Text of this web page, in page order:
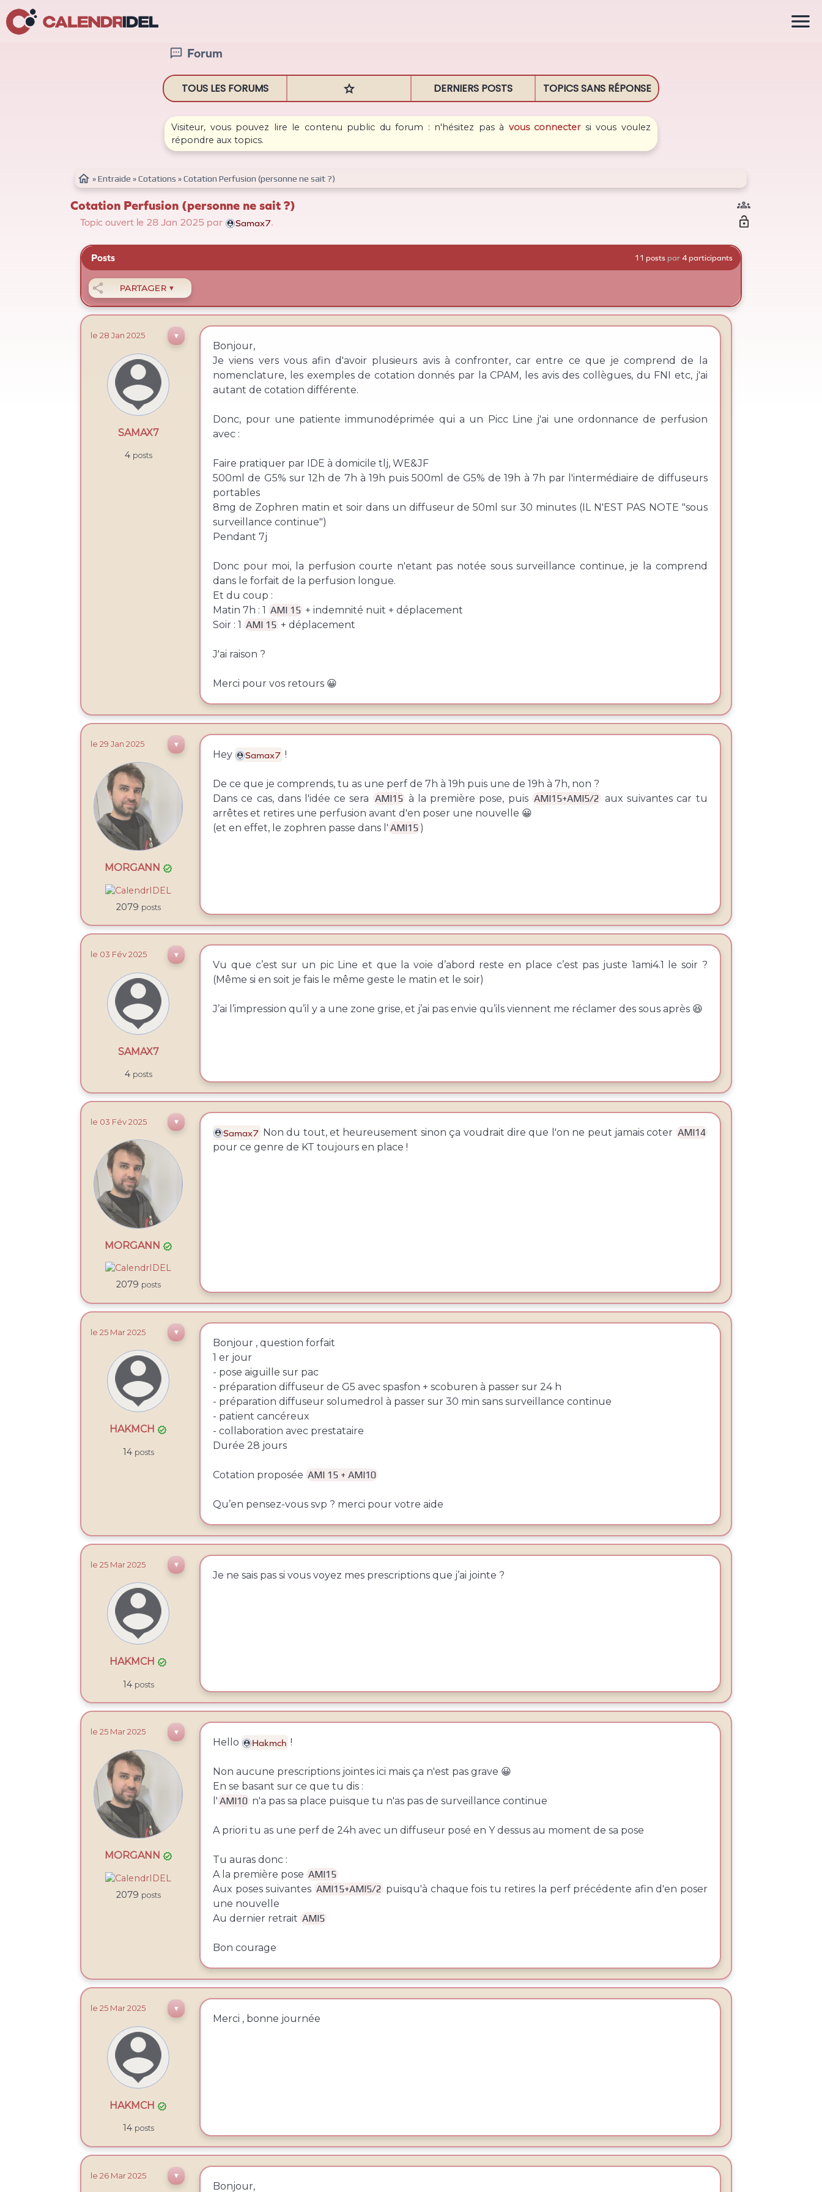
 Forum
TOUS LES FORUMS  DERNIERS POSTS TOPICSSANS RÉPONSE
Visiteur, vous pouvez lire le contenu public du forum : n'hésitez pas à vous connectersi vous voulez
répondre aux topics.
 »Entraide »Cotations »Cotation Perfusion (personne ne sait ?)
Cotation Perfusion (personne ne sait ?)
Topic ouvert le 28Jan 2025 par Samax7.

Posts 11 postspar4 participants
 PARTAGER ▼
le 28 Jan 2025 ▼
SAMAX7
4 posts
Bonjour,
Je viens vers vous afin d'avoir plusieurs avis à confronter, car entre ce que je comprend de la
nomenclature, les exemples de cotation donnés par la CPAM, les avis des collègues, du FNI etc, j'ai
autant de cotation différente.
Donc, pour une patiente immunodéprimée qui a un Picc Line j'ai une ordonnance de perfusion
avec :
Faire pratiquer par IDE à domicile tlj, WE&JF
500ml de G5% sur 12h de 7h à 19h puis 500ml de G5% de 19h à 7h par l'intermédiaire de diffuseurs
portables
8mg de Zophren matin et soir dans un diffuseur de 50ml sur 30 minutes (IL N'EST PAS NOTE "sous
surveillance continue")
Pendant 7j
Donc pour moi, la perfusion courte n'etant pas notée sous surveillance continue, je la comprend
dans le forfait de la perfusion longue.
Et du coup :
Matin 7h : 1 AMI 15 + indemnité nuit + déplacement
Soir : 1 AMI 15 + déplacement
J'ai raison ?
Merci pour vos retours 😀
le 29 Jan 2025 ▼
MORGANN 
2079 posts
Hey Samax7 !
De ce que je comprends, tu as une perf de 7h à 19h puis une de 19h à 7h, non ?
Dans ce cas, dans l'idée ce sera AMI15 à la première pose, puis AMI15+AMI5/2 aux suivantes car tu
arrêtes et retires une perfusion avant d'en poser une nouvelle 😀
(et en effet, le zophren passe dans l' AMI15 )
le 03 Fév2025 ▼
SAMAX7
4 posts
Vu que c’est sur un pic Line et que la voie d’abord reste en place c’est pas juste 1ami4.1 le soir ?
(Même si en soit je fais le même geste le matin et le soir)
J’ai l’impression qu’il y a une zone grise, et j’ai pas envie qu’ils viennent me réclamer des sous après 😆
le 03 Fév2025 ▼
MORGANN 
2079 posts
Samax7 Non du tout, et heureusement sinon ça voudrait dire que l'on ne peut jamais coter AMI14
pour ce genre de KT toujours en place !
le 25 Mar2025 ▼
HAKMCH 
14 posts
Bonjour , question forfait
1 er jour
- pose aiguille sur pac
- préparation diffuseur de G5 avec spasfon + scoburen à passer sur 24 h
- préparation diffuseur solumedrol à passer sur 30 min sans surveillance continue
- patient cancéreux
- collaboration avec prestataire
Durée 28 jours
Cotation proposée AMI 15 + AMI10
Qu’en pensez-vous svp ? merci pour votre aide
le 25 Mar2025 ▼
HAKMCH 
14 posts
Je ne sais pas si vous voyez mes prescriptions que j’ai jointe ?
le 25 Mar2025 ▼
MORGANN 
2079 posts
Hello Hakmch !
Non aucune prescriptions jointes ici mais ça n'est pas grave 😀
En se basant sur ce que tu dis :
l' AMI10 n'a pas sa place puisque tu n'as pas de surveillance continue
A priori tu as une perf de 24h avec un diffuseur posé en Y dessus au moment de sa pose
Tu auras donc :
A la première pose AMI15
Aux poses suivantes AMI15+AMI5/2 puisqu'à chaque fois tu retires la perf précédente afin d'en poser
une nouvelle
Au dernier retrait AMI5
Bon courage
le 25 Mar2025 ▼
HAKMCH 
14 posts
Merci , bonne journée
le 26 Mar2025 ▼
Bonjour,
